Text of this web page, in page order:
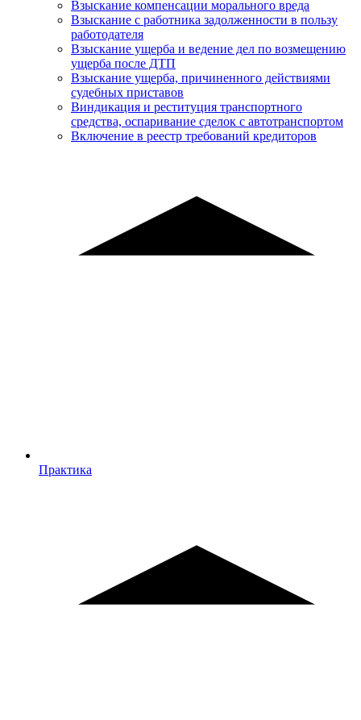
Взыскание компенсации морального вреда
Взыскание с работника задолженности в пользу
работодателя
Взыскание ущерба и ведение дел по возмещению
ущерба после ДТП
Взыскание ущерба, причиненного действиями
судебных приставов
Виндикация и реституция транспортного
средства, оспаривание сделок с автотранспортом
Включение в реестр требований кредиторов
Практика
Практика